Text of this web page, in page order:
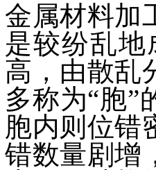
金属材料加
是较纷乱
高，由散乱
多称为“胞”
胞内则位错
错数量剧增